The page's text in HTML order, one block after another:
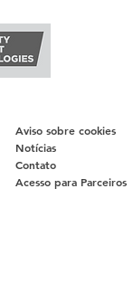
Aviso sobre cookies
Notícias
Contato
Acesso para Parceiros